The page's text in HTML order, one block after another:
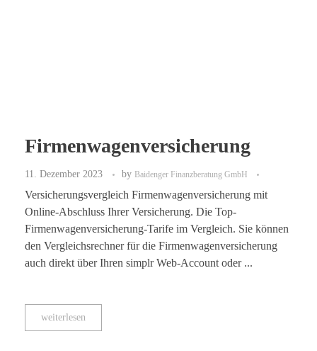
Firmenwagenversicherung
11. Dezember 2023 by Baidenger Finanzberatung GmbH
Versicherungsvergleich Firmenwagenversicherung mit
Online-Abschluss Ihrer Versicherung. Die Top-
Firmenwagenversicherung-Tarife im Vergleich. Sie können
den Vergleichsrechner für die Firmenwagenversicherung
auch direkt über Ihren simplr Web-Account oder ...
weiterlesen